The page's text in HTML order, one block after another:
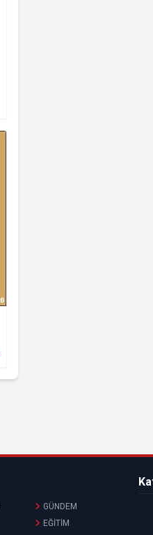
GÜNDEM
EĞİTİM